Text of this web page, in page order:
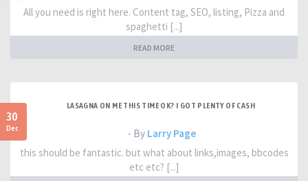
All you need is right here. Content tag, SEO, listing, Pizza and
spaghetti [...]
READ MORE
30
Dec
LASAGNA ON ME THIS TIME OK? I GOT PLENTY OF CASH
- By Larry Page
this should be fantastic. but what about links,images, bbcodes
etc etc? [...]